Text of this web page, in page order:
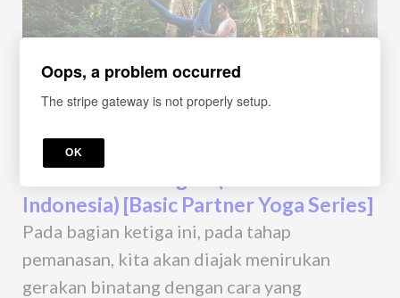
Course
Indonesia) [Basic Partner Yoga Series]
Pada bagian ketiga ini, pada tahap
pemanasan, kita akan diajak menirukan
gerakan binatang dengan cara yang
Oops, a problem occurred
The stripe gateway is not properly setup.
OK